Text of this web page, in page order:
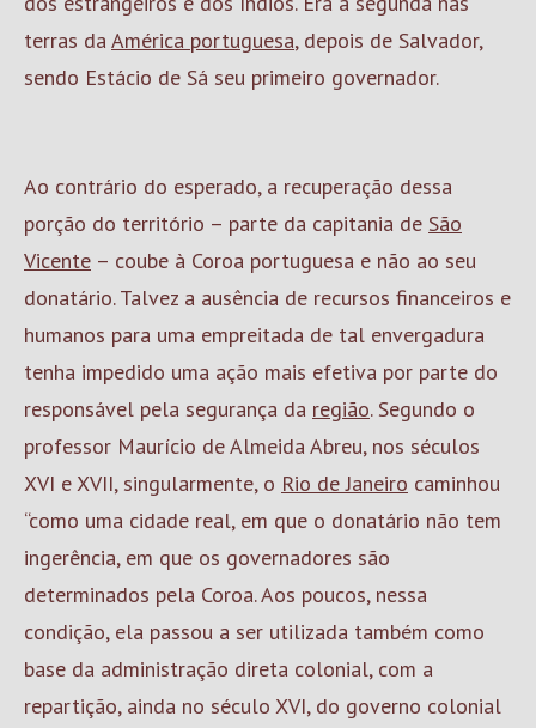
terras da América portuguesa, depois de Salvador,
sendo Estácio de Sá seu primeiro governador.
Ao contrário do esperado, a recuperação dessa
porção do território – parte da capitania de São
Vicente – coube à Coroa portuguesa e não ao seu
donatário. Talvez a ausência de recursos financeiros e
humanos para uma empreitada de tal envergadura
tenha impedido uma ação mais efetiva por parte do
responsável pela segurança da região. Segundo o
professor Maurício de Almeida Abreu, nos séculos
XVI e XVII, singularmente, o Rio de Janeiro caminhou
“como uma cidade real, em que o donatário não tem
ingerência, em que os governadores são
determinados pela Coroa. Aos poucos, nessa
condição, ela passou a ser utilizada também como
base da administração direta colonial, com a
repartição, ainda no século XVI, do governo colonial